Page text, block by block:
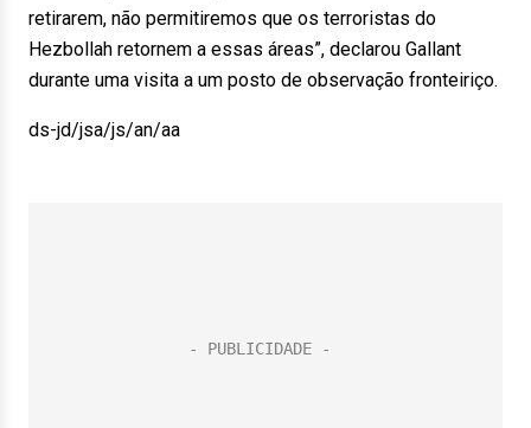
retirarem, não permitiremos que os terroristas do
Hezbollah retornem a essas áreas”, declarou Gallant
durante uma visita a um posto de observação fronteiriço.
ds-jd/jsa/js/an/aa